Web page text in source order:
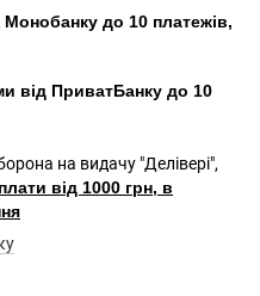
до 10 платежів,
ПриватБанку до 10
на видачу "Делівері",
від 1000 грн, в